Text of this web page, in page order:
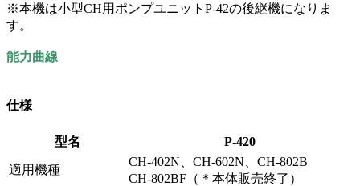
※本機は小型CH用ポンプユニットP-42の後継機になりま
す。
能力曲線
仕様
型名 P-420
適用機種
CH-402N、CH-602N、CH-802B
CH-802BF（＊本体販売終了）